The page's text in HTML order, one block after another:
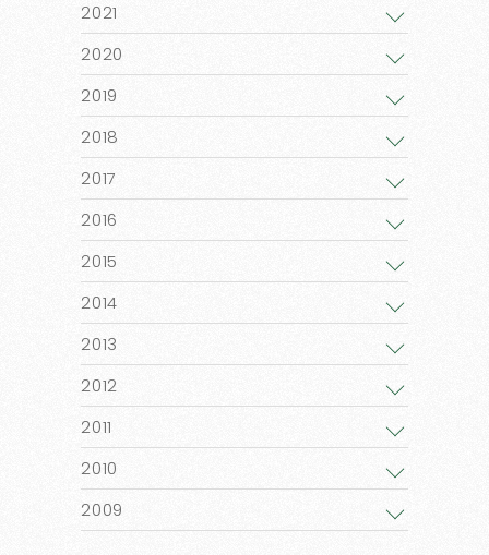
2021
2020
2019
2018
2017
2016
2015
2014
2013
2012
2011
2010
2009